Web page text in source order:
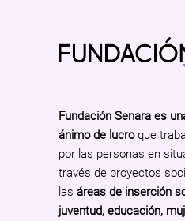
Fundación Senara es
ánimo de lucroque
por las personas en
través de proyectos
las áreas de inserción
juventud, educación,